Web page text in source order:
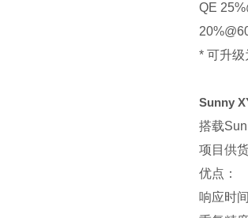
QE
* 可升
Sunny
搭载
项目供
优点：
响应时